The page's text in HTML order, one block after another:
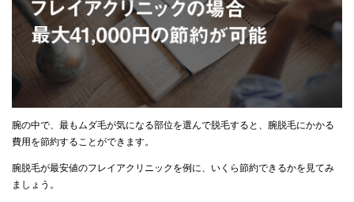
腕の中で、最もムダ毛が気になる部位を選んで脱毛すると、腕脱毛にかかる
費用を節約することができます。
腕脱毛が最安値のフレイアクリニックを例に、いくら節約できるかを見てみ
ましょう。